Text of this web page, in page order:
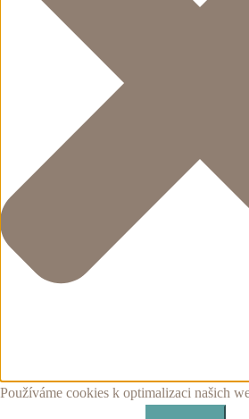
Používáme cookies k optimalizaci našich